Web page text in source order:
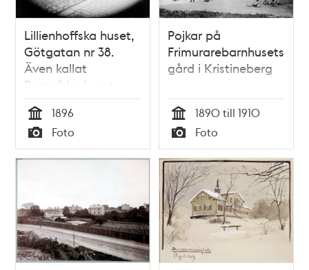
Lillienhoffska huset,
Götgatan nr 38.
Även kallat
Rumpfska huset
Tid
1896
Typ
Foto
Pojkar på
Frimurarebarnhusets
gård i Kristineberg
Tid
1890 till 1910
Typ
Foto